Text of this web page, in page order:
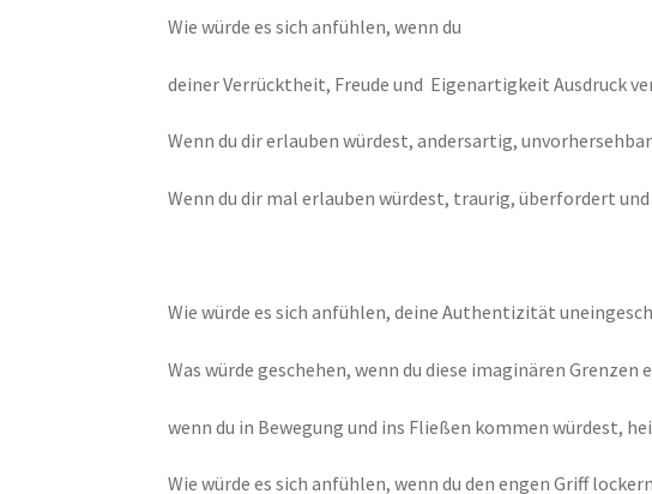
Wie würde es sich anfühlen, wenn du
deiner Verrücktheit, Freude und Eigenartigkeit Ausdruck
Wenn du dir erlauben würdest, andersartig,
Wenn du dir mal erlauben würdest, traurig, überfordert
Wie würde es sich anfühlen, deine Authentizität
Was würde geschehen, wenn du diese imaginären Grenzen
wenn du in Bewegung und ins Fließen kommen würdest,
Wie würde es sich anfühlen, wenn du den engen Griff